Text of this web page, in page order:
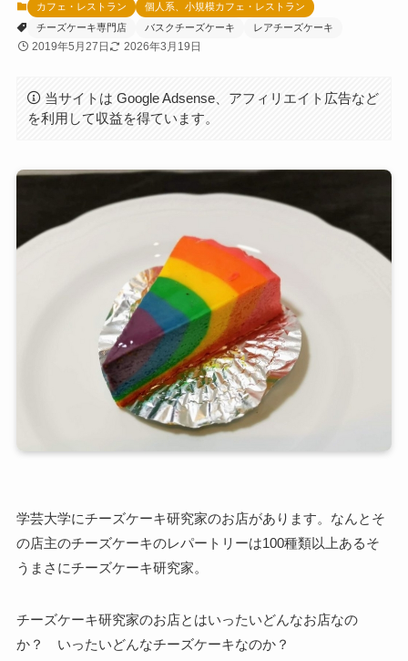
カフェ・レストラン
個人系、小規模カフェ・レストラン
チーズケーキ専門店
バスクチーズケーキ レアチーズケーキ
2019年5月27日 2026年3月19日
当サイトは Google Adsense、アフィリエイト広告など
を利用して収益を得ています。
学芸大学にチーズケーキ研究家のお店があります。なんとそ
の店主のチーズケーキのレパートリーは100種類以上あるそ
うまさにチーズケーキ研究家。
チーズケーキ研究家のお店とはいったいどんなお店なの
か？ いったいどんなチーズケーキなのか？